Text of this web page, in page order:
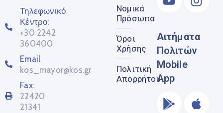
Τηλεφωνικό
Κέντρο:
+30 2242
360400
Email
kos_mayor@kos.gr
Fax:
22420
21341
Νομικά
Πρόσωπα
Όροι
Χρήσης
Πολιτική
Απορρήτου
Αιτήματα
Πολιτών
Mobile
App